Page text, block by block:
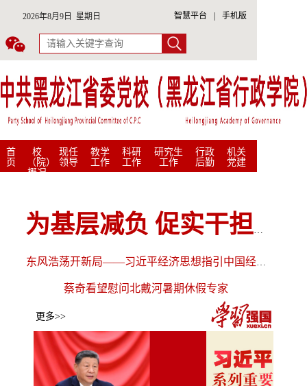
2026年8月9日 星期日 智慧平台 手机版
首
页
校
（院）
概况
现任
领导
教学
工作
科研
工作
研究生
工作
行政
后勤
机关
党建
为基层减负 促实干担当——《整治形式主义为基层减负若干规定》出台两周年观察
东风浩荡开新局——习近平经济思想指引中国经济高质量发展行稳…
蔡奇看望慰问北戴河暑期休假专家
更多>>